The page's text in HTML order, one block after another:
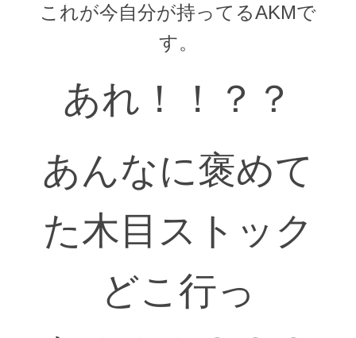
これが今自分が持ってるAKMで
す。
あれ！！？？
あんなに褒めて
た木目ストック
どこ行っ